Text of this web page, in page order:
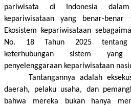
pariwisata di Indonesia dalam
kepariwisataan yang benar-
Ekosistem kepariwisataan
No. 18 Tahun 2025 tentang
keterhubungan sistem yang
penyelenggaraan kepariwisataan
Tantangannya adalah
daerah, pelaku usaha, dan
bahwa mereka bukan hanya